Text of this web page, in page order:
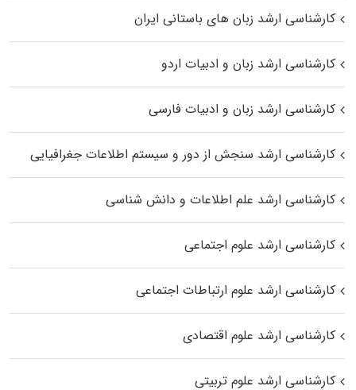
کارشناسی ارشد زبان‌ های باستانی ایران
کارشناسی ارشد زبان و ادبیات اردو
کارشناسی ارشد زبان و ادبیات فارسی
کارشناسی ارشد سنجش از دور و سیستم اطلاعات جغرافیایی
کارشناسی ارشد علم اطلاعات و دانش شناسی
کارشناسی ارشد علوم اجتماعی
کارشناسی ارشد علوم ارتباطات اجتماعی
کارشناسی ارشد علوم اقتصادی
کارشناسی ارشد علوم تربیتی